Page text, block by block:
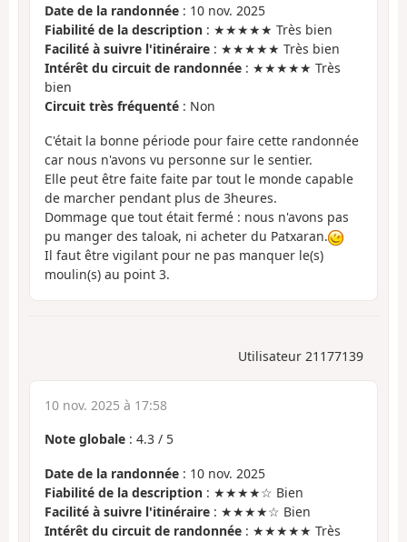
Date de la randonnée : 10 nov. 2025
Fiabilité de la description : ★★★★★ Très bien
Facilité à suivre l'itinéraire : ★★★★★ Très bien
Intérêt du circuit de randonnée : ★★★★★ Très
bien
Circuit très fréquenté : Non
C'était la bonne période pour faire cette randonnée
car nous n'avons vu personne sur le sentier.
Elle peut être faite faite par tout le monde capable
de marcher pendant plus de 3heures.
Dommage que tout était fermé : nous n'avons pas
pu manger des taloak, ni acheter du Patxaran.
Il faut être vigilant pour ne pas manquer le(s)
moulin(s) au point 3.
Utilisateur 21177139
10 nov. 2025 à 17:58
Note globale : 4.3 / 5
Date de la randonnée : 10 nov. 2025
Fiabilité de la description : ★★★★☆ Bien
Facilité à suivre l'itinéraire : ★★★★☆ Bien
Intérêt du circuit de randonnée : ★★★★★ Très